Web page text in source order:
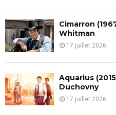
Cimarron
Whitman
17 juillet 2026
Aquarius
Duchovny
17 juillet 2026